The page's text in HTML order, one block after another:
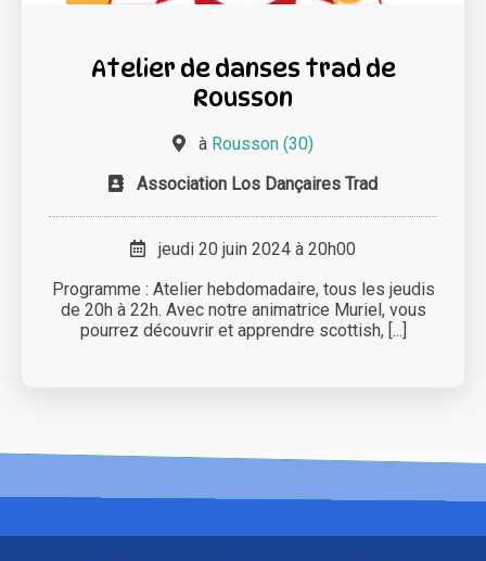
Atelier de danses trad de
Rousson
à Rousson (30)
Association Los Dançaires Trad
jeudi 20 juin 2024 à 20h00
Programme : Atelier hebdomadaire, tous les jeudis
de 20h à 22h. Avec notre animatrice Muriel, vous
pourrez découvrir et apprendre scottish, [...]